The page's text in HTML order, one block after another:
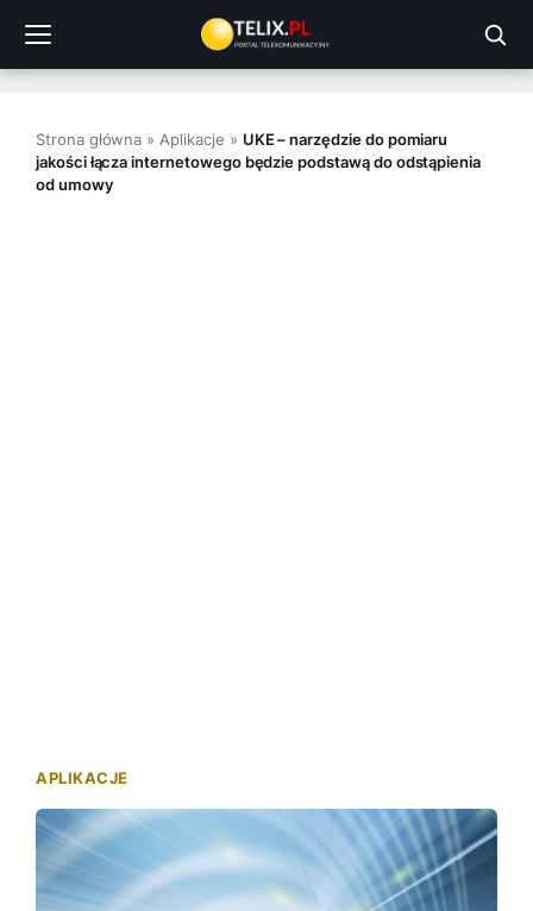
treści
Strona główna » Aplikacje » UKE – narzędzie do pomiaru
jakości łącza internetowego będzie podstawą do odstąpienia
od umowy
APLIKACJE